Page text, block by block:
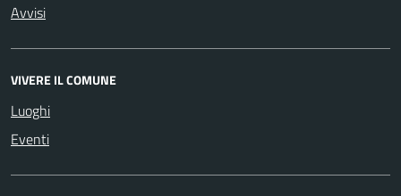
Avvisi
VIVERE IL COMUNE
Luoghi
Eventi